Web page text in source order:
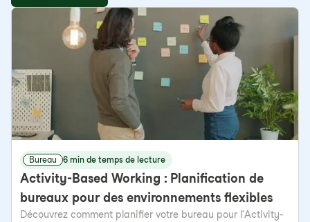
Bureau 6 min de temps de lecture
Activity-Based Working : Planification de
bureaux pour des environnements flexibles
Découvrez comment planifier votre bureau pour l'Activity-